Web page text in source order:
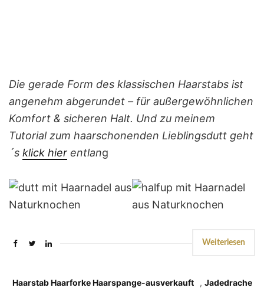
Die gerade Form des klassischen Haarstabs ist
angenehm abgerundet – für außergewöhnlichen
Komfort & sicheren Halt. Und zu meinem
Tutorial zum haarschonenden Lieblingsdutt geht
´s klick hier entlang
Weiterlesen
Haarstab Haarforke Haarspange-ausverkauft , Jadedrache